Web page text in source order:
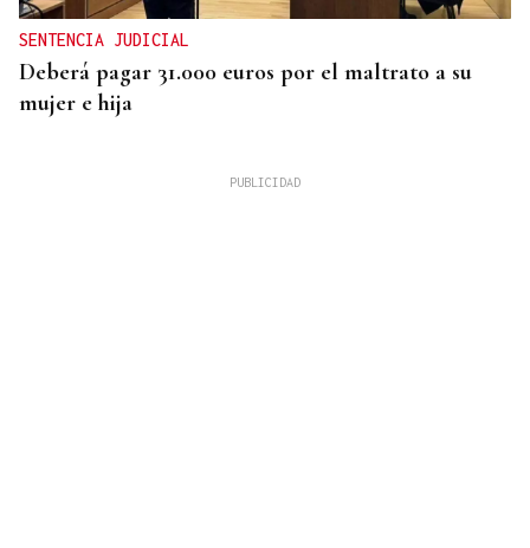
SENTENCIA JUDICIAL
Deberá pagar 31.000 euros por el maltrato a su
mujer e hija